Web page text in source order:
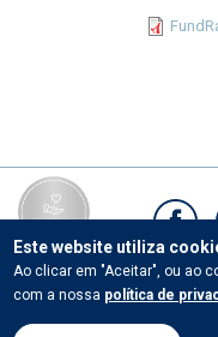
Este website utiliza
Ao clicar em "Aceitar", ou ao
com a nossa política de